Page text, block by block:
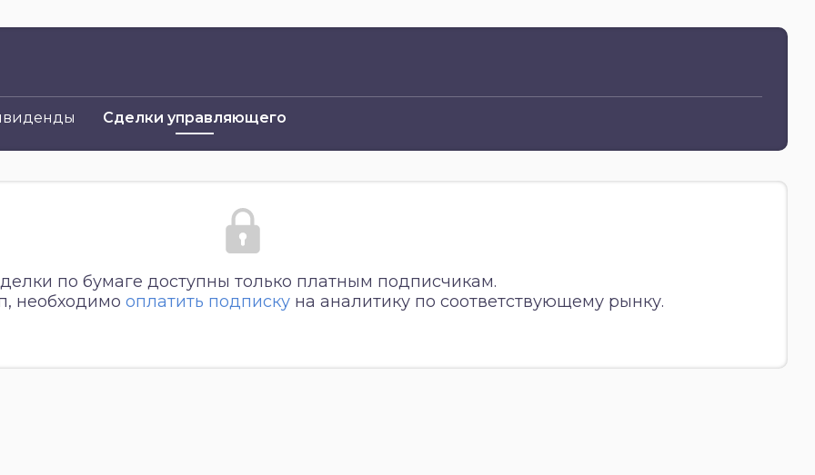
Сделки управляющего
по бумаге доступны только платным подписчикам.
необходимо оплатить подписку на аналитику по соответствующему рынку.